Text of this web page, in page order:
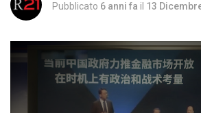
Pubblicato 6 anni fa il 13